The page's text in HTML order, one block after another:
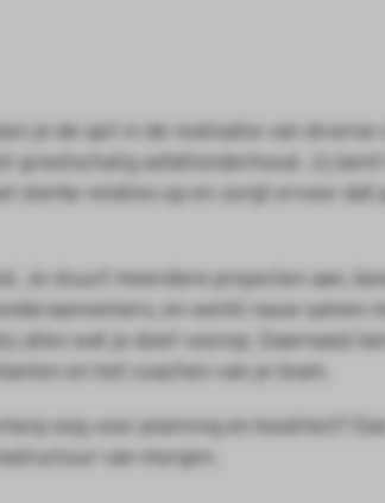
je de spil in de realisatie van
asfaltonderhoud. Jij bent
sterke relaties op en zorgt ervoor dat
Je stuurt meerdere projecten aan,
en werkt nauw samen
wat je doet voorop. Daarnaast
en het coachen van je team.
oog voor planning en kwaliteit?
van morgen.